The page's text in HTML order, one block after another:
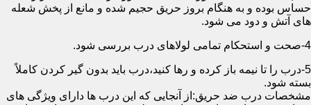
حساس بوده و به هنگام بروز حریق حجیم شده و مانع از پخش شعله
های آتش و دود می شود.
4-صحت و استحکام تمامی لولاهای درب بررسی شود.
5-درب را تا نیمه باز کرده و رها کنید،درب باید بدون گیر کردن کاملاً
بسته شود.
مشخصات درب ضد حریق:از آنجایی که این درب ها دارای ویژگی های